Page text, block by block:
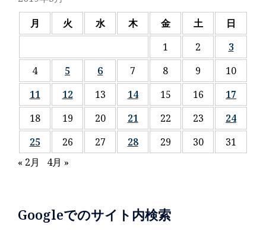
月
火 水 木 金 土
日
1
2
3
4
5 6 7 8 9
10
11
12 13 14 15 16
17
18
19 20 21 22 23
24
25
26 27 28 29 30
31
« 2月
4月 »
Googleでのサイト内検索